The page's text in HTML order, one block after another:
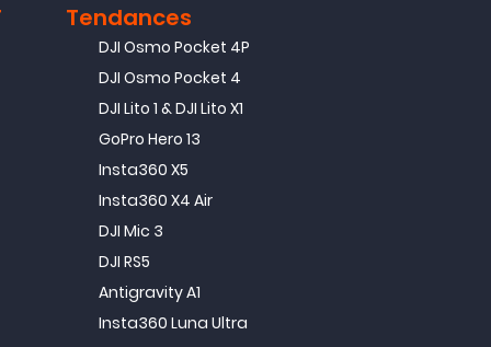
Tendances
DJI Osmo Pocket 4P
DJI Osmo Pocket 4
DJI Lito 1 & DJI Lito X1
GoPro Hero 13
Insta360 X5
Insta360 X4 Air
DJI Mic 3
DJI RS5
Antigravity A1
Insta360 Luna Ultra